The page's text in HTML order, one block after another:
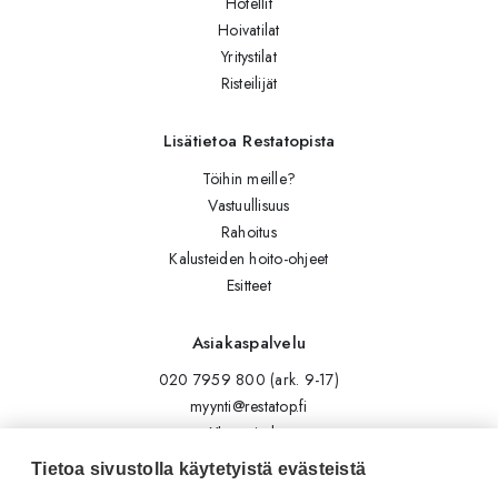
Hoivatilat
Yritystilat
Risteilijät
Lisätietoa Restatopista
Töihin meille?
Vastuullisuus
Rahoitus
Kalusteiden hoito-ohjeet
Esitteet
Asiakaspalvelu
020 7959 800 (ark. 9-17)
myynti@restatop.fi
Yhteystiedot
Lähetä viesti
Tietoa sivustolla käytetyistä evästeistä